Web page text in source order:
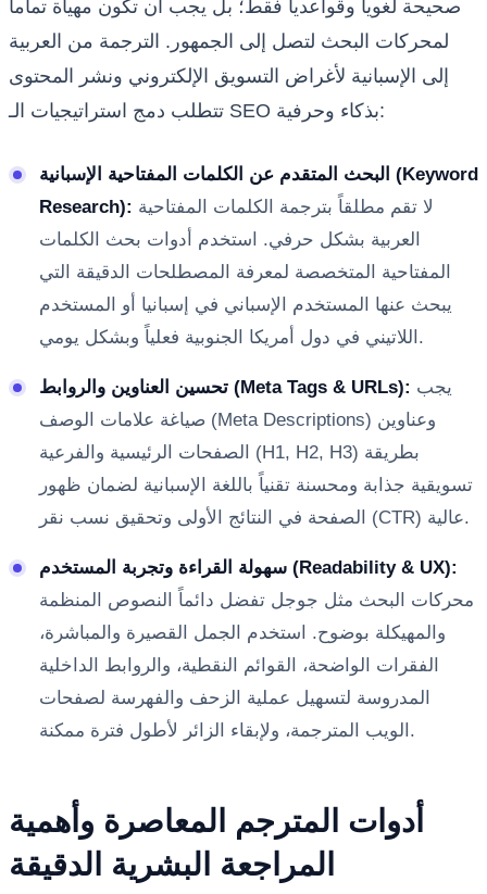
صحيحة لغوياً وقواعدياً فقط؛ بل يجب أن تكون مهيأة تماماً
لمحركات البحث لتصل إلى الجمهور. الترجمة من العربية
إلى الإسبانية لأغراض التسويق الإلكتروني ونشر المحتوى
تتطلب دمج استراتيجيات الـ SEO بذكاء وحرفية:
البحث المتقدم عن الكلمات المفتاحية الإسبانية (Keyword
Research):
العربية بشكل حرفي. استخدم أدوات بحث الكلمات
المفتاحية المتخصصة لمعرفة المصطلحات الدقيقة التي
يبحث عنها المستخدم الإسباني في إسبانيا أو المستخدم
اللاتيني في دول أمريكا الجنوبية فعلياً وبشكل يومي.
تحسين العناوين والروابط (Meta Tags & URLs):
صياغة علامات الوصف (Meta Descriptions) وعناوين
الصفحات الرئيسية والفرعية (H1, H2, H3) بطريقة
تسويقية جذابة ومحسنة تقنياً باللغة الإسبانية لضمان ظهور
الصفحة في النتائج الأولى وتحقيق نسب نقر (CTR) عالية.
سهولة القراءة وتجربة المستخدم (Readability & UX):
محركات البحث مثل جوجل تفضل دائماً النصوص المنظمة
والمهيكلة بوضوح. استخدم الجمل القصيرة والمباشرة،
الفقرات الواضحة، القوائم النقطية، والروابط الداخلية
المدروسة لتسهيل عملية الزحف والفهرسة لصفحات
الويب المترجمة، ولإبقاء الزائر لأطول فترة ممكنة.
أدوات المترجم المعاصرة وأهمية
المراجعة البشرية الدقيقة